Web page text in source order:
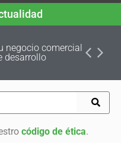
negocio comercial
desarrollo
código de ética.